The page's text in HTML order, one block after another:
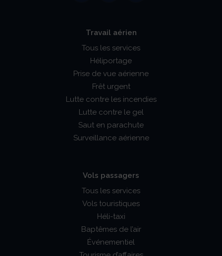
Travail aérien
Tous les services
Héliportage
Prise de vue aérienne
Frêt urgent
Lutte contre les incendies
Lutte contre le gel
Saut en parachute
Surveillance aérienne
Vols passagers
Tous les services
Vols touristiques
Héli-taxi
Baptêmes de l’air
Événementiel